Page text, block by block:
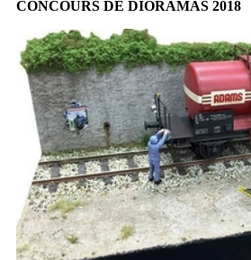
CONCOURS DE DIORAMAS 2018